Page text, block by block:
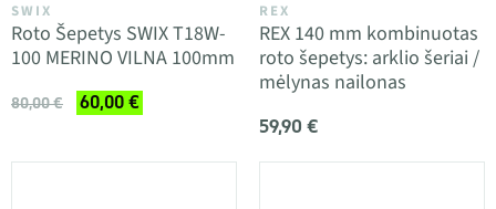
SWIX
Roto Šepetys SWIX T18W-
100 MERINO VILNA 100mm
80,00 € 60,00 €
REX
REX 140 mm kombinuotas
roto šepetys: arklio šeriai /
mėlynas nailonas
59,90 €